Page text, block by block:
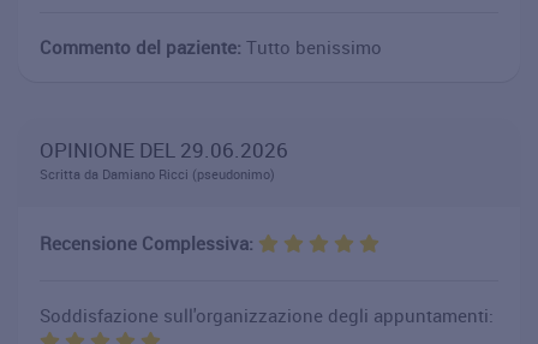
Commento del paziente: Tutto benissimo
OPINIONE DEL 29.06.2026
Scritta da Damiano Ricci (pseudonimo)
Recensione Complessiva:
Soddisfazione sull'organizzazione degli appuntamenti: